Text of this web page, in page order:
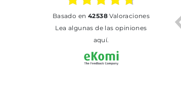
basado en 42538Valoraciones
Lea algunas de las opiniones
aquí.